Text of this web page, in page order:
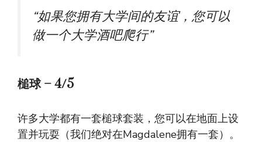
“如果您拥有大学间的友谊，您可以
做一个大学酒吧爬行”
槌球–4/5
许多大学都有一套槌球套装，您可以在地面上设
置并玩耍（我们绝对在Magdalene拥有一套）。